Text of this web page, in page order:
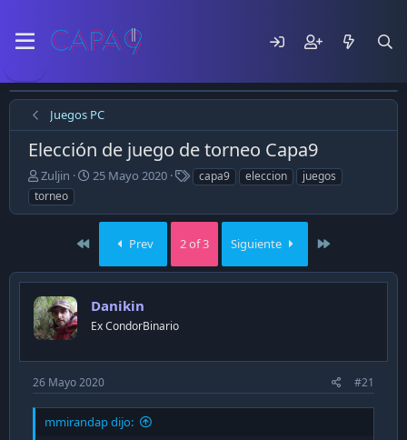
Juegos PC
Elección de juego de torneo Capa9
E
m
p
e
t
e
m
Zuljin
F
e
u
b
a
c
i
25 Mayo 2020
T
a
s
capa9 eleccion
juegos
torneo
First Prev 2 of 3 Siguiente
Danikin
Ex CondorBinario
26 Mayo 2020 #21
mmirandap dijo: